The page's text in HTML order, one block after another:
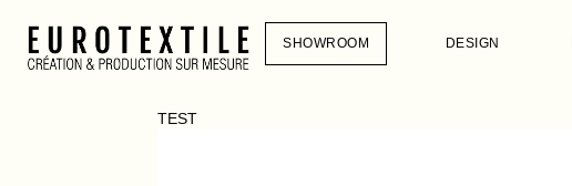
SHOWROOM DESIGN
TEST